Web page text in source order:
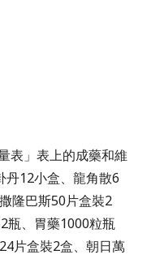
表」表上的成藥和維
丹12小盒、龍角散6
隆巴斯50片盒裝2
瓶、胃藥1000粒瓶
片盒裝2盒、朝日萬